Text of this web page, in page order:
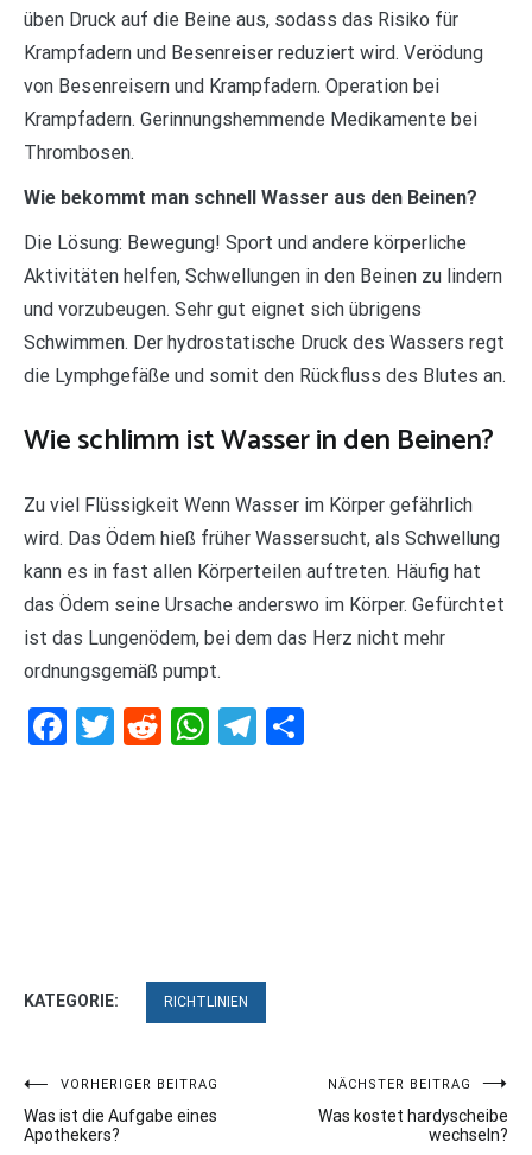
üben Druck auf die Beine aus, sodass das Risiko für
Krampfadern und Besenreiser reduziert wird. Verödung
von Besenreisern und Krampfadern. Operation bei
Krampfadern. Gerinnungshemmende Medikamente bei
Thrombosen.
Wie bekommt man schnell Wasser aus den Beinen?
Die Lösung: Bewegung! Sport und andere körperliche
Aktivitäten helfen, Schwellungen in den Beinen zu lindern
und vorzubeugen. Sehr gut eignet sich übrigens
Schwimmen. Der hydrostatische Druck des Wassers regt
die Lymphgefäße und somit den Rückfluss des Blutes an.
Wie schlimm ist Wasser in den Beinen?
Zu viel Flüssigkeit Wenn Wasser im Körper gefährlich
wird. Das Ödem hieß früher Wassersucht, als Schwellung
kann es in fast allen Körperteilen auftreten. Häufig hat
das Ödem seine Ursache anderswo im Körper. Gefürchtet
ist das Lungenödem, bei dem das Herz nicht mehr
ordnungsgemäß pumpt.
Facebook
Twitter
RedditWhatsApp
Telegram
KATEGORIE: RICHTLINIEN
Beitragsnavigation
VORHERIGER BEITRAG
Was ist die Aufgabe eines
Apothekers?
NÄCHSTER BEITRAG
Was kostet hardyscheibe
wechseln?